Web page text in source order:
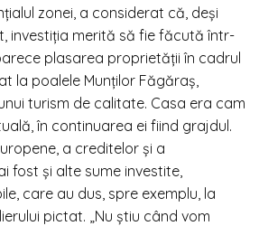
zonei, a considerat că, deși
investiția merită să fie făcută într-
plasarea proprietății în cadrul
la poalele Munților Făgăraș,
turism de calitate. Casa era cam
în continuarea ei fiind grajdul.
a creditelor și a
fost și alte sume investite,
care au dus, spre exemplu, la
pictat. „Nu știu când vom